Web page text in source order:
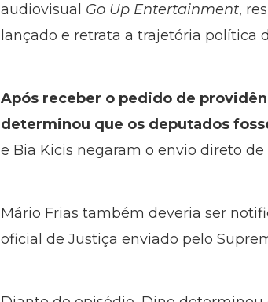
audiovisual Go Up Entertainment,
lançado e retrata a trajetória política
Após receber o pedido de
determinou que os deputados
e Bia Kicis negaram o envio direto
Mário Frias também deveria ser
oficial de Justiça enviado pelo